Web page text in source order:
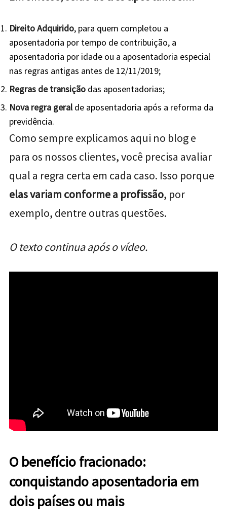
Direito Adquirido, para quem completou a
aposentadoria por tempo de contribuição, a
aposentadoria por idade ou a aposentadoria especial
nas regras antigas antes de 12/11/2019;
Regras de transição das aposentadorias;
Nova regra geralde aposentadoria após a reforma da
previdência.
Como sempre explicamos aqui no blog e
para os nossos clientes, você precisa avaliar
qual a regra certa em cada caso. Isso porque
elas variam conforme a profissão, por
exemplo, dentre outras questões.
O texto continua após o vídeo.
O benefício fracionado:
conquistando aposentadoria em
dois países ou mais